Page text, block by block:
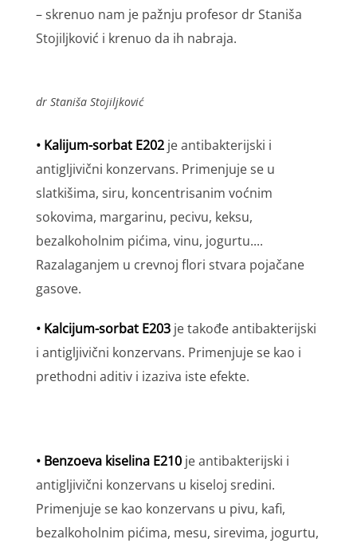
– skrenuo nam je pažnju profesor dr Staniša
Stojiljković i krenuo da ih nabraja.
dr Staniša Stojiljković
• Kalijum-sorbat E202 je antibakterijski i
antigljivični konzervans. Primenjuje se u
slatkišima, siru, koncentrisanim voćnim
sokovima, margarinu, pecivu, keksu,
bezalkoholnim pićima, vinu, jogurtu....
Razalaganjem u crevnoj flori stvara pojačane
gasove.
• Kalcijum-sorbat E203 je takođe antibakterijski
i antigljivični konzervans. Primenjuje se kao i
prethodni aditiv i izaziva iste efekte.
• Benzoeva kiselina E210 je antibakterijski i
antigljivični konzervans u kiseloj sredini.
Primenjuje se kao konzervans u pivu, kafi,
bezalkoholnim pićima, mesu, sirevima, jogurtu,